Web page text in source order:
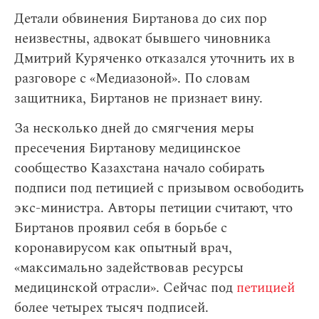
Детали обвинения Биртанова до сих пор
неизвестны, адвокат бывшего чиновника
Дмитрий Куряченко отказался уточнить их в
разговоре с «Медиазоной». По словам
защитника, Биртанов не признает вину.
За несколько дней до смягчения меры
пресечения Биртанову медицинское
сообщество Казахстана начало собирать
подписи под петицией с призывом освободить
экс-министра. Авторы петиции считают, что
Биртанов проявил себя в борьбе с
коронавирусом как опытный врач,
«максимально задействовав ресурсы
медицинской отрасли». Сейчас под петицией
более четырех тысяч подписей.